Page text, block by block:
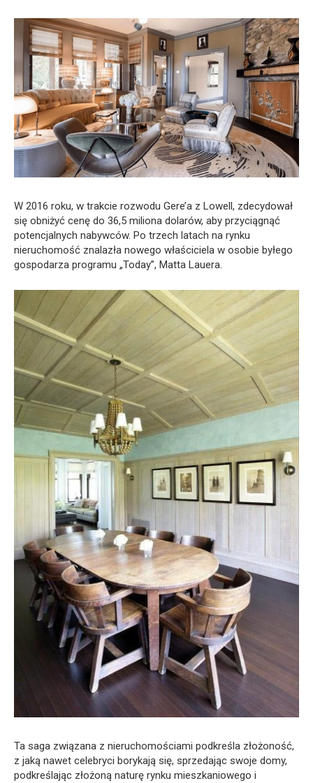
W 2016 roku, w trakcie rozwodu Gere’a z Lowell, zdecydował
się obniżyć cenę do 36,5 miliona dolarów, aby przyciągnąć
potencjalnych nabywców. Po trzech latach na rynku
nieruchomość znalazła nowego właściciela w osobie byłego
gospodarza programu „Today”, Matta Lauera.
Ta saga związana z nieruchomościami podkreśla złożoność,
z jaką nawet celebryci borykają się, sprzedając swoje domy,
podkreślając złożoną naturę rynku mieszkaniowego i